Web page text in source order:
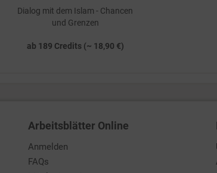
Dialog mit dem Islam - Chancen
und Grenzen
ab 189 Credits (~ 18,90 €)
Arbeitsblätter Online
Anmelden
FAQs